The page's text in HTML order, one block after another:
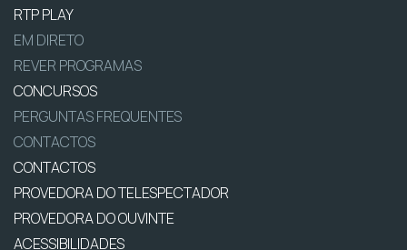
RTP PLAY
EM DIRETO
REVER PROGRAMAS
CONCURSOS
PERGUNTAS FREQUENTES
CONTACTOS
CONTACTOS
PROVEDORA DO TELESPECTADOR
PROVEDORA DO OUVINTE
ACESSIBILIDADES